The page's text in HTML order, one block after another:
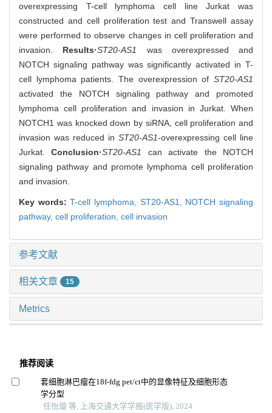
overexpressing T-cell lymphoma cell line Jurkat was
constructed and cell proliferation test and Transwell assay
were performed to observe changes in cell proliferation and
invasion. Results·ST20-AS1
was overexpressed and
NOTCH signaling pathway was significantly activated in T-
cell lymphoma patients. The overexpression of ST20-AS1
activated the NOTCH signaling pathway and promoted
lymphoma cell proliferation and invasion in Jurkat. When
NOTCH1 was knocked down by siRNA, cell proliferation and
invasion was reduced in ST20-AS1-overexpressing cell line
Jurkat.Conclusion·ST20-AS1
can activate the NOTCH
signaling pathway and promote lymphoma cell proliferation
and invasion.
Key words:T-cell lymphoma, ST20-AS1, NOTCH signaling
pathway, cell proliferation, cell invasion
参考文献
相关文章 15
Metrics
推荐阅读
套细胞淋巴瘤在18f-fdg pet/ct中的显像特征及细胞形态
学分型
任怡璇 等, 上海交通大学学报(医学版), 2024